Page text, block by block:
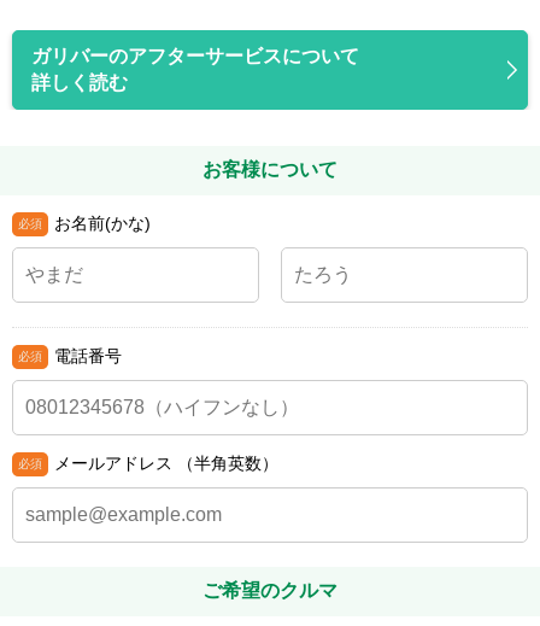
ガリバーのアフターサービスについて
詳しく読む
お客様について
お名前(かな)
電話番号
メールアドレス （半角英数）
ご希望のクルマ